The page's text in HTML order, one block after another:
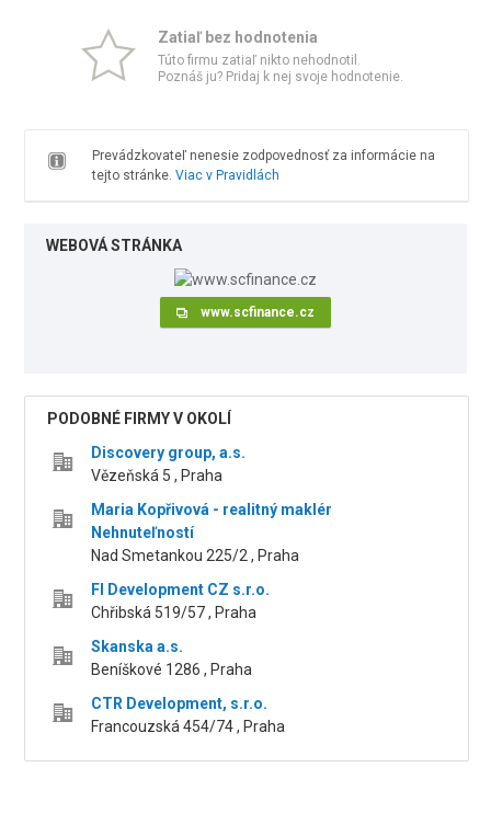
Zatiaľ bez hodnotenia
Túto firmu zatiaľ nikto nehodnotil.
Poznáš ju? Pridaj k nej svoje hodnotenie.
Prevádzkovateľ nenesie zodpovednosť za informácie na
tejto stránke. Viac v Pravidlách
WEBOVÁ STRÁNKA
www.scfinance.cz
PODOBNÉ FIRMY V OKOLÍ
Discovery group, a.s.
Vězeňská 5 , Praha
Maria Kopřivová - realitný maklér
Nehnuteľností
Nad Smetankou 225/2 , Praha
FI Development CZ s.r.o.
Chřibská 519/57 , Praha
Skanska a.s.
Beníškové 1286 , Praha
CTR Development, s.r.o.
Francouzská 454/74 , Praha